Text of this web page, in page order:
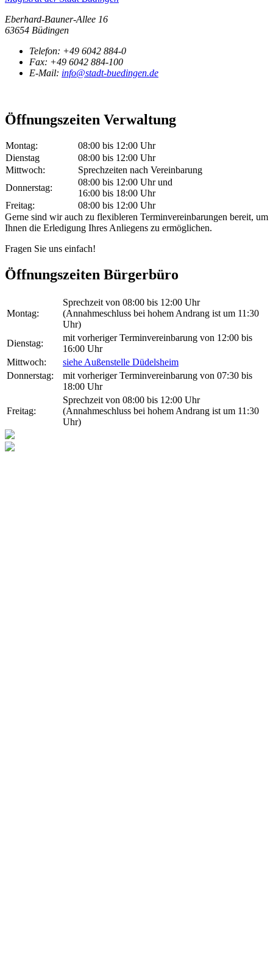
Eberhard-Bauner-Allee 16
63654 Büdingen
Telefon: +49 6042 884-0
Fax: +49 6042 884-100
E-Mail: info@stadt-buedingen.de
Öffnungszeiten Verwaltung
Montag:
08:00 bis 12:00 Uhr
Dienstag
08:00 bis 12:00 Uhr
Mittwoch:
Sprechzeiten nach Vereinbarung
Donnerstag:
08:00 bis 12:00 Uhr und
16:00 bis 18:00 Uhr
Freitag:
08:00 bis 12:00 Uhr
Gerne sind wir auch zu flexibleren Terminvereinbarungen bereit, um
Ihnen die Erledigung Ihres Anliegens zu ermöglichen.
Fragen Sie uns einfach!
Öffnungszeiten Bürgerbüro
Montag:
Sprechzeit von 08:00 bis 12:00 Uhr
(Annahmeschluss bei hohem Andrang ist um 11:30
Uhr)
Dienstag:
mit vorheriger Terminvereinbarung von 12:00 bis
16:00 Uhr
Mittwoch:
siehe Außenstelle Düdelsheim
Donnerstag:
mit vorheriger Terminvereinbarung von 07:30 bis
18:00 Uhr
Freitag:
Sprechzeit von 08:00 bis 12:00 Uhr
(Annahmeschluss bei hohem Andrang ist um 11:30
Uhr)